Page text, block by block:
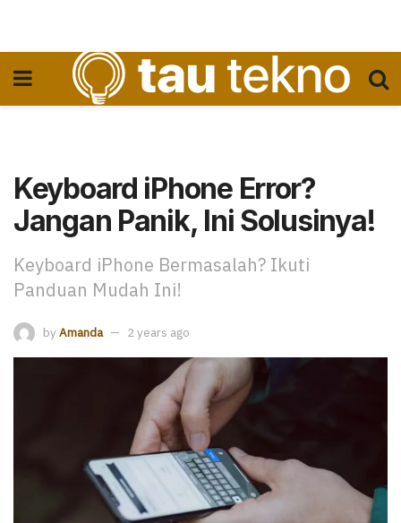
Keyboard iPhone Error?
Jangan Panik, Ini Solusinya!
Keyboard iPhone Bermasalah? Ikuti
Panduan Mudah Ini!
by Amanda 2 years ago